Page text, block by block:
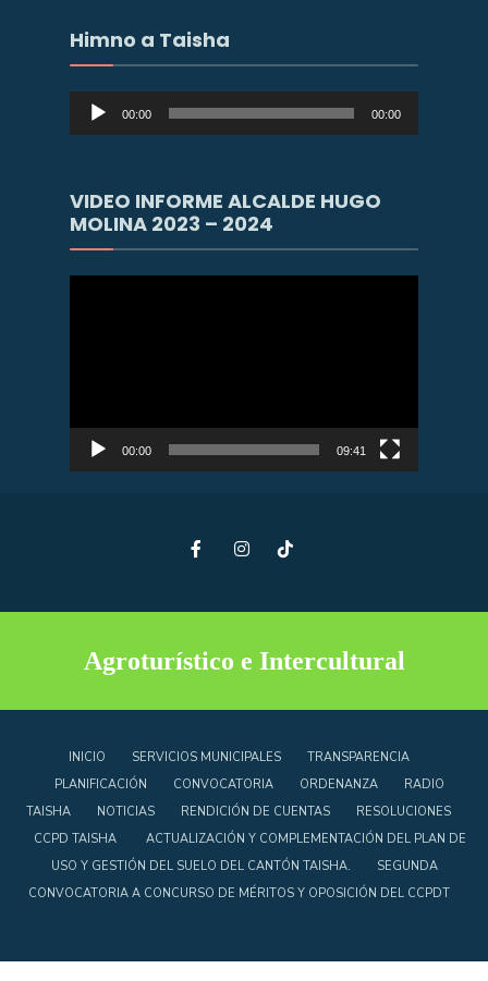
Himno a Taisha
Reproductor
de
00:00 00:00
VIDEO INFORME ALCALDE HUGO
MOLINA 2023 – 2024
00:00 09:41
Agroturístico e Intercultural
INICIO SERVICIOS MUNICIPALES
TRANSPARENCIA
PLANIFICACIÓN
CONVOCATORIA ORDENANZA
RADIO
TAISHA
NOTICIAS RENDICIÓN DE CUENTAS
RESOLUCIONES
CCPD TAISHA
ACTUALIZACIÓN Y COMPLEMENTACIÓN DEL PLAN DE
USO Y GESTIÓN DEL SUELO DEL CANTÓN TAISHA.
SEGUNDA
CONVOCATORIA A CONCURSO DE MÉRITOS Y OPOSICIÓN DEL CCPDT